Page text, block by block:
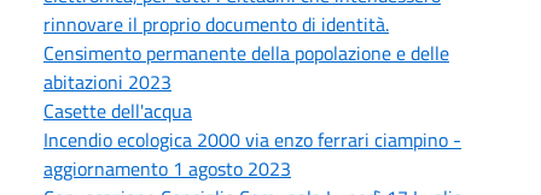
rinnovare il proprio documento di identità.
Censimento permanente della popolazione e delle
abitazioni 2023
Casette dell'acqua
Incendio ecologica 2000 via enzo ferrari ciampino -
aggiornamento 1 agosto 2023